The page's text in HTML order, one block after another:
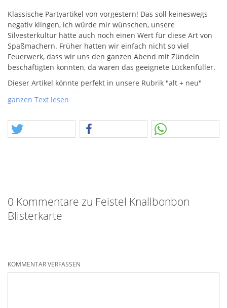
Klassische Partyartikel von vorgestern! Das soll keineswegs
negativ klingen, ich würde mir wünschen, unsere
Silvesterkultur hätte auch noch einen Wert für diese Art von
Spaßmachern. Früher hatten wir einfach nicht so viel
Feuerwerk, dass wir uns den ganzen Abend mit Zündeln
beschäftigten konnten, da waren das geeignete Lückenfüller.
Dieser Artikel könnte perfekt in unsere Rubrik "alt + neu"
zugelassene F1 Ziehknallerseele gegen die so schlimme und
Rest.
ganzen Text lesen
0 Kommentare zu Feistel Knallbonbon
Blisterkarte
KOMMENTAR VERFASSEN